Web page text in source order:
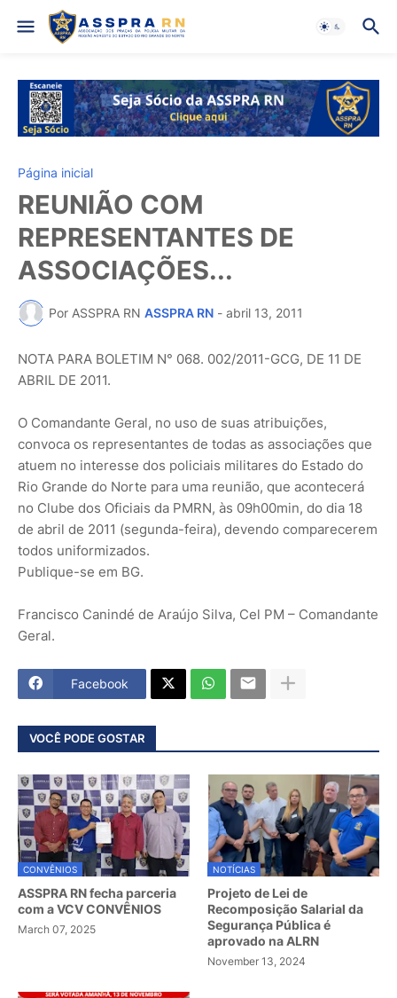
Página inicial
REUNIÃO COM
REPRESENTANTES DE
ASSOCIAÇÕES...
Por ASSPRA RN ASSPRA RN - abril 13, 2011
NOTA PARA BOLETIM N° 068. 002/2011-GCG, DE 11 DE
ABRIL DE 2011.
O Comandante Geral, no uso de suas atribuições,
convoca os representantes de todas as associações que
atuem no interesse dos policiais militares do Estado do
Rio Grande do Norte para uma reunião, que acontecerá
no Clube dos Oficiais da PMRN, às 09h00min, do dia 18
de abril de 2011 (segunda-feira), devendo comparecerem
todos uniformizados.
Publique-se em BG.
Francisco Canindé de Araújo Silva, Cel PM – Comandante
Geral.
Facebook
VOCÊ PODE GOSTAR
CONVÊNIOS
ASSPRA RN fecha parceria
com a VCV CONVÊNIOS
March 07, 2025
NOTÍCIAS
Projeto de Lei de
Recomposição Salarial da
Segurança Pública é
aprovado na ALRN
November 13, 2024